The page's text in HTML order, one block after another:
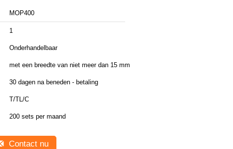
MOP400
1
Onderhandelbaar
met een breedte van niet meer dan 15 mm
30 dagen na beneden - betaling
T/TL/C
200 sets per maand
Contact nu